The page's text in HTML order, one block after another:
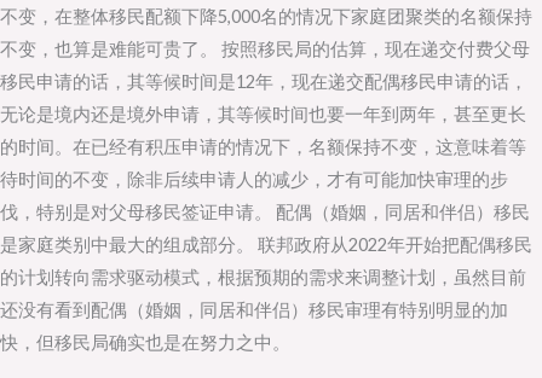
不变，在整体移民配额下降5,000名的情况下家庭团聚类的名额保持
不变，也算是难能可贵了。 按照移民局的估算，现在递交付费父母
移民申请的话，其等候时间是12年，现在递交配偶移民申请的话，
无论是境内还是境外申请，其等候时间也要一年到两年，甚至更长
的时间。在已经有积压申请的情况下，名额保持不变，这意味着等
待时间的不变，除非后续申请人的减少，才有可能加快审理的步
伐，特别是对父母移民签证申请。 配偶（婚姻，同居和伴侣）移民
是家庭类别中最大的组成部分。 联邦政府从2022年开始把配偶移民
的计划转向需求驱动模式，根据预期的需求来调整计划，虽然目前
还没有看到配偶（婚姻，同居和伴侣）移民审理有特别明显的加
快，但移民局确实也是在努力之中。